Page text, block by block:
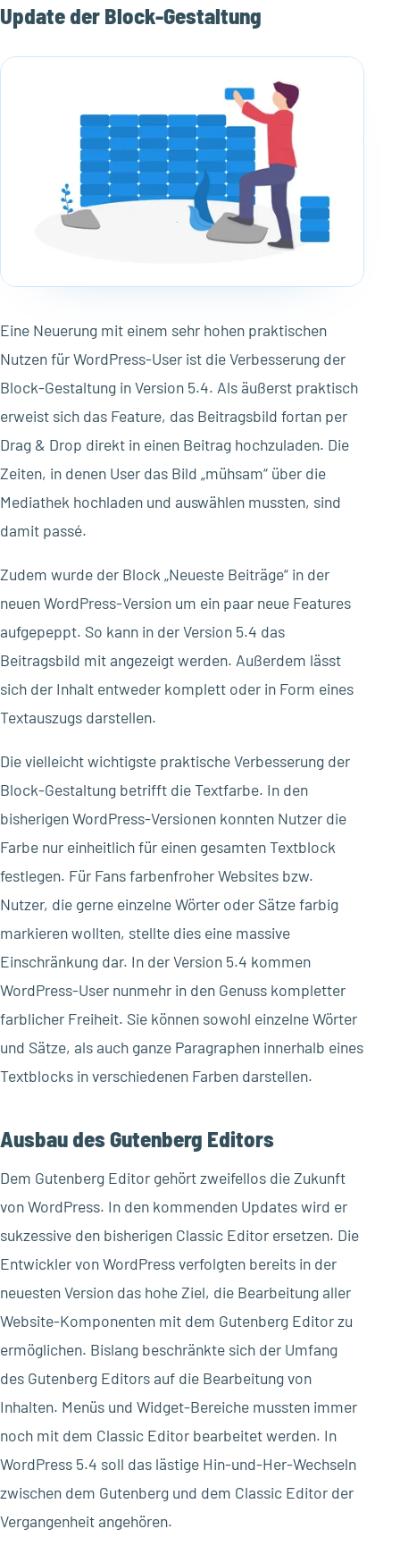
Update der Block-Gestaltung
Eine Neuerung mit einem sehr hohen praktischen
Nutzen für WordPress-User ist die Verbesserung der
Block-Gestaltung in Version 5.4. Als äußerst praktisch
erweist sich das Feature, das Beitragsbild fortan per
Drag & Drop direkt in einen Beitrag hochzuladen. Die
Zeiten, in denen User das Bild „mühsam“ über die
Mediathek hochladen und auswählen mussten, sind
damit passé.
Zudem wurde der Block „Neueste Beiträge“ in der
neuen WordPress-Version um ein paar neue Features
aufgepeppt. So kann in der Version 5.4 das
Beitragsbild mit angezeigt werden. Außerdem lässt
sich der Inhalt entweder komplett oder in Form eines
Textauszugs darstellen.
Die vielleicht wichtigste praktische Verbesserung der
Block-Gestaltung betrifft die Textfarbe. In den
bisherigen WordPress-Versionen konnten Nutzer die
Farbe nur einheitlich für einen gesamten Textblock
festlegen. Für Fans farbenfroher Websites bzw.
Nutzer, die gerne einzelne Wörter oder Sätze farbig
markieren wollten, stellte dies eine massive
Einschränkung dar. In der Version 5.4 kommen
WordPress-User nunmehr in den Genuss kompletter
farblicher Freiheit. Sie können sowohl einzelne Wörter
und Sätze, als auch ganze Paragraphen innerhalb eines
Textblocks in verschiedenen Farben darstellen.
Ausbau des Gutenberg Editors
Dem Gutenberg Editor gehört zweifellos die Zukunft
von WordPress. In den kommenden Updates wird er
sukzessive den bisherigen Classic Editor ersetzen. Die
Entwickler von WordPress verfolgten bereits in der
neuesten Version das hohe Ziel, die Bearbeitung aller
Website-Komponenten mit dem Gutenberg Editor zu
ermöglichen. Bislang beschränkte sich der Umfang
des Gutenberg Editors auf die Bearbeitung von
Inhalten. Menüs und Widget-Bereiche mussten immer
noch mit dem Classic Editor bearbeitet werden. In
WordPress 5.4 soll das lästige Hin-und-Her-Wechseln
zwischen dem Gutenberg und dem Classic Editor der
Vergangenheit angehören.